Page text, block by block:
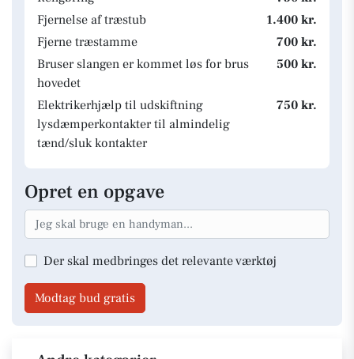
Fjernelse af træstub
1.400 kr.
Fjerne træstamme
700 kr.
Bruser slangen er kommet løs for brus
hovedet
500 kr.
Elektrikerhjælp til udskiftning
lysdæmperkontakter til almindelig
tænd/sluk kontakter
750 kr.
Opret en opgave
Der skal medbringes det relevante værktøj
Modtag bud gratis